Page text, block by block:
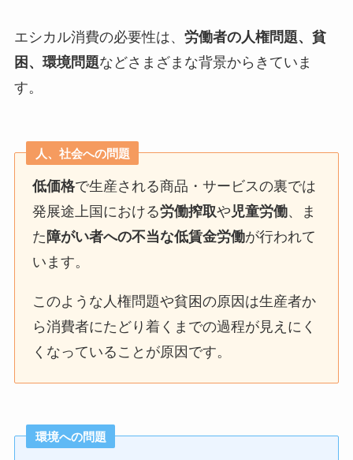
エシカル消費の必要性は、 労働者の人権問題、貧
困、環境問題などさまざまな背景からきていま
す。
人、社会への問題
低価格で生産される商品・サービスの裏では
発展途上国における労働搾取や児童労働、ま
た 障がい者への不当な低賃金労働が行われて
います。
このような人権問題や貧困の原因は生産者か
ら消費者にたどり着くまでの過程が見えにく
くなっていることが原因です。
環境への問題